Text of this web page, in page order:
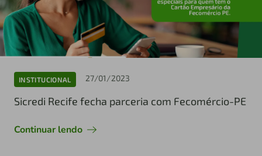
INSTITUCIONAL 27/01/2023
Sicredi Recife fecha parceria com Fecomércio-PE
Continuar lendo